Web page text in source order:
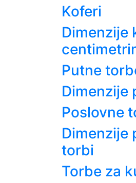
Koferi
Dimenzije
Putne
Dimenzije
Poslovne
Dimenzije
torbi
Torbe za